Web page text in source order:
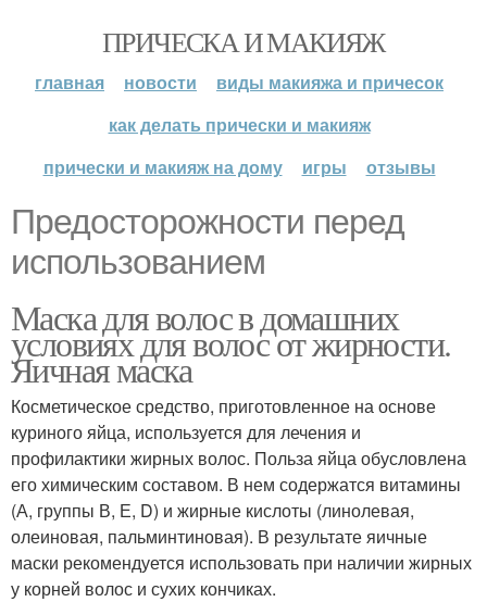
ПРИЧЕСКА И МАКИЯЖ
главная новости
виды макияжа и причесок
как делать прически и макияж
прически и макияж на дому
игры отзывы
Предосторожности перед
использованием
Маска для волос в домашних
условиях для волос от жирности.
Яичная маска
Косметическое средство, приготовленное на основе
куриного яйца, используется для лечения и
профилактики жирных волос. Польза яйца обусловлена
его химическим составом. В нем содержатся витамины
(А, группы В, Е, D) и жирные кислоты (линолевая,
олеиновая, пальминтиновая). В результате яичные
маски рекомендуется использовать при наличии жирных
у корней волос и сухих кончиках.